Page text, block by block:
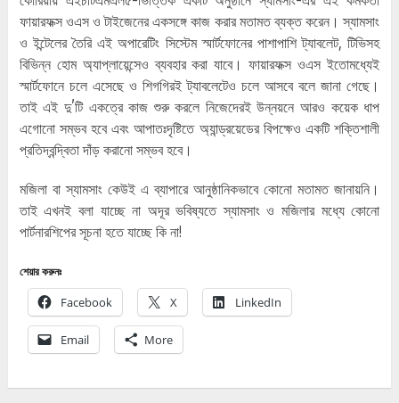
ফায়ারফক্স ওএস ও টাইজেনের একসঙ্গে কাজ করার মতামত ব্যক্ত করেন। স্যামসাং
ও ইন্টেলের তৈরি এই অপারেটিং সিস্টেম স্মার্টফোনের পাশাপাশি ট্যাবলেট, টিভিসহ
বিভিন্ন হোম অ্যাপ্লায়েন্সেও ব্যবহার করা যাবে। ফায়ারফক্স ওএস ইতোমধ্যেই
স্মার্টফোনে চলে এসেছে ও শিগগিরই ট্যাবলেটেও চলে আসবে বলে জানা গেছে।
তাই এই দু’টি একত্রে কাজ শুরু করলে নিজেদেরই উন্নয়নে আরও কয়েক ধাপ
এগোনো সম্ভব হবে এবং আপাতঃদৃষ্টিতে অ্যান্ড্রয়েডের বিপক্ষেও একটি শক্তিশালী
প্রতিদ্বন্দ্বিতা দাঁড় করানো সম্ভব হবে।
মজিলা বা স্যামসাং কেউই এ ব্যাপারে আনুষ্ঠানিকভাবে কোনো মতামত জানায়নি।
তাই এখনই বলা যাচ্ছে না অদূর ভবিষ্যতে স্যামসাং ও মজিলার মধ্যে কোনো
পার্টনারশিপের সূচনা হতে যাচ্ছে কি না!
শেয়ার করুনঃ
Facebook X LinkedIn
Email More